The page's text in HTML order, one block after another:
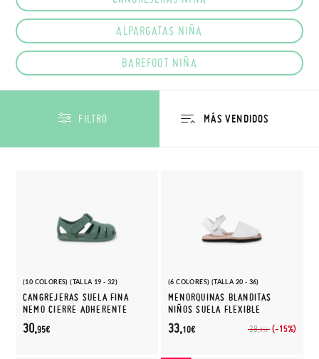
ALPARGATAS NIÑA
BAREFOOT NIÑA
FILTRO
(10 COLORES) (TALLA 19 - 32)
CANGREJERAS SUELA FINA
NEMO CIERRE ADHERENTE
30,95€
(6 COLORES) (TALLA 20 - 36)
MENORQUINAS BLANDITAS
NIÑOS SUELA FLEXIBLE
38,95€ (-15%)
33,10€